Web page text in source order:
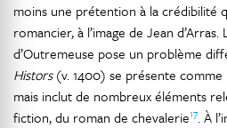
moins une prétention à la crédibilité
romancier, à l’image de Jean
d’Outremeuse pose un problème
Histors(v. 1400) se présente
mais inclut de nombreux éléments
fiction, du roman de chevalerie17. À